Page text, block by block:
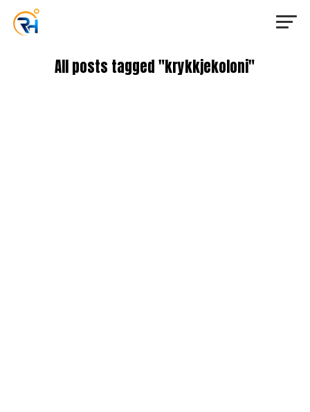
All posts tagged "krykkjekoloni"